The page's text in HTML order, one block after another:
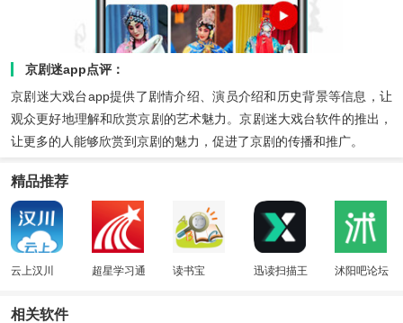
京剧迷app点评：
京剧迷大戏台app提供了剧情介绍、演员介绍和历史背景等信息，让
观众更好地理解和欣赏京剧的艺术魅力。京剧迷大戏台软件的推出，
让更多的人能够欣赏到京剧的魅力，促进了京剧的传播和推广。
精品推荐
云上汉川 超星学习通 读书宝 迅读扫描王 沭阳吧论坛
相关软件